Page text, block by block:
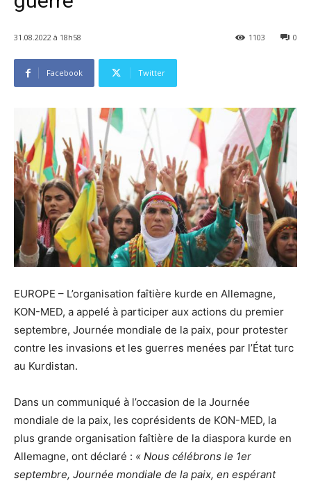
31.08.2022 à 18h58 0
1103
Facebook Twitter
EUROPE – L’organisation faîtière kurde en Allemagne,
KON-MED, a appelé à participer aux actions du premier
septembre, Journée mondiale de la paix, pour protester
contre les invasions et les guerres menées par l’État turc
au Kurdistan.
Dans un communiqué à l’occasion de la Journée
mondiale de la paix, les coprésidents de KON-MED, la
plus grande organisation faîtière de la diaspora kurde en
Allemagne, ont déclaré : « Nous célébrons le 1er
septembre, Journée mondiale de la paix, en espérant